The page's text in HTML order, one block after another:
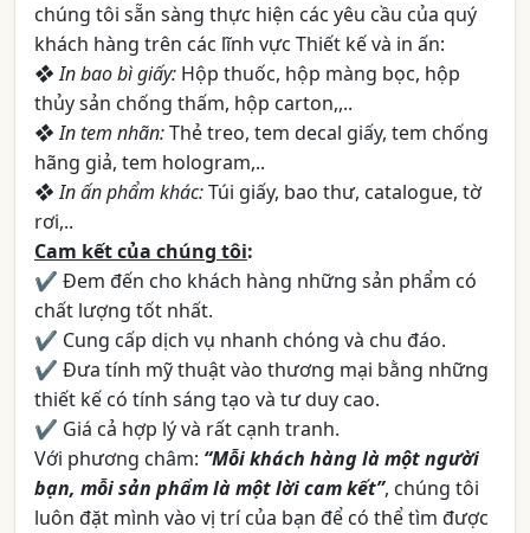
chúng tôi sẵn sàng thực hiện các yêu cầu của quý
khách hàng trên các lĩnh vực Thiết kế và in ấn:
❖ In bao bì giấy: Hộp thuốc, hộp màng bọc, hộp
thủy sản chống thấm, hộp carton,,..
❖ In tem nhãn:Thẻ treo, tem decal giấy, tem chống
hãng giả, tem hologram,..
❖ In ấn phẩm khác:Túi giấy, bao thư, catalogue, tờ
rơi,..
Cam kết của chúng tôi:
✔ Đem đến cho khách hàng những sản phẩm có
chất lượng tốt nhất.
✔ Cung cấp dịch vụ nhanh chóng và chu đáo.
✔ Đưa tính mỹ thuật vào thương mại bằng những
thiết kế có tính sáng tạo và tư duy cao.
✔ Giá cả hợp lý và rất cạnh tranh.
Với phương châm: “Mỗi khách hàng là một người
bạn, mỗi sản phẩm là một lời cam kết”, chúng tôi
luôn đặt mình vào vị trí của bạn để có thể tìm được